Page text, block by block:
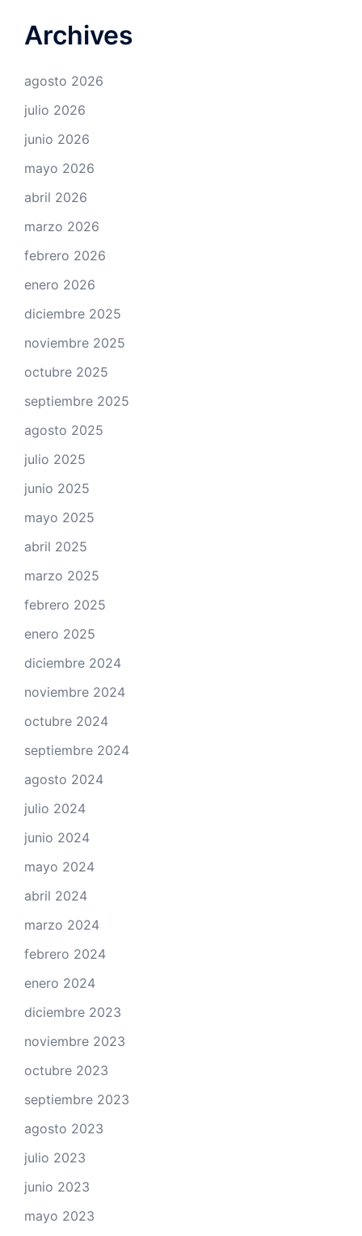
Archives
agosto 2026
julio 2026
junio 2026
mayo 2026
abril 2026
marzo 2026
febrero 2026
enero 2026
diciembre 2025
noviembre 2025
octubre 2025
septiembre 2025
agosto 2025
julio 2025
junio 2025
mayo 2025
abril 2025
marzo 2025
febrero 2025
enero 2025
diciembre 2024
noviembre 2024
octubre 2024
septiembre 2024
agosto 2024
julio 2024
junio 2024
mayo 2024
abril 2024
marzo 2024
febrero 2024
enero 2024
diciembre 2023
noviembre 2023
octubre 2023
septiembre 2023
agosto 2023
julio 2023
junio 2023
mayo 2023